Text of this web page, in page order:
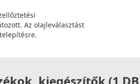
Az olajleválasztást